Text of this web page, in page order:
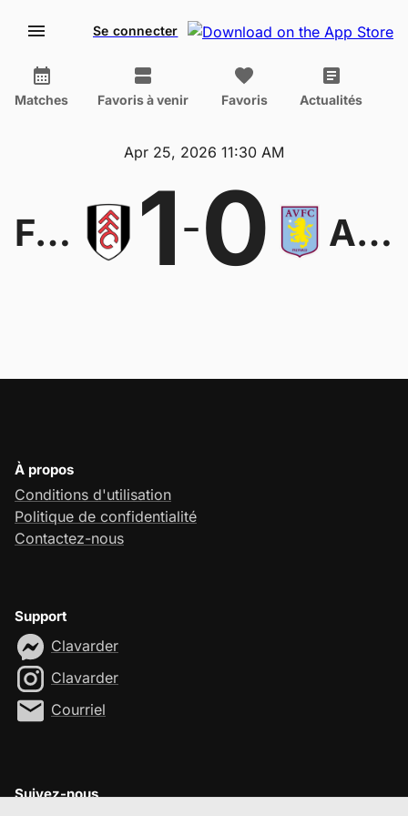
Se connecter
Matches Favoris à venir Favoris Actualités
Apr 25, 2026 11:30 AM
Fulham 1-0 Aston Villa
À propos
Conditions d'utilisation
Politique de confidentialité
Contactez-nous
Support
Clavarder
Clavarder
Courriel
Suivez-nous